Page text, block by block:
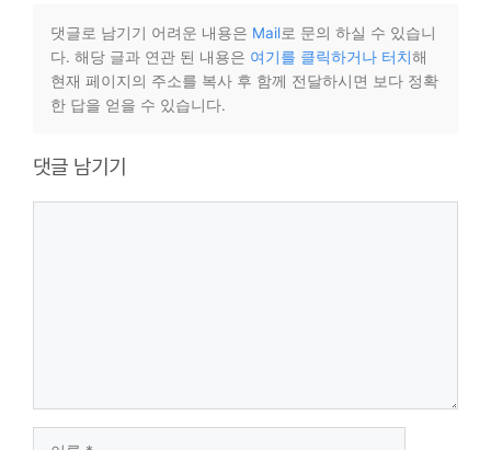
댓글로 남기기 어려운 내용은 Mail로 문의 하실 수 있습니
다. 해당 글과 연관 된 내용은 여기를 클릭하거나 터치해
현재 페이지의 주소를 복사 후 함께 전달하시면 보다 정확
한 답을 얻을 수 있습니다.
댓글 남기기